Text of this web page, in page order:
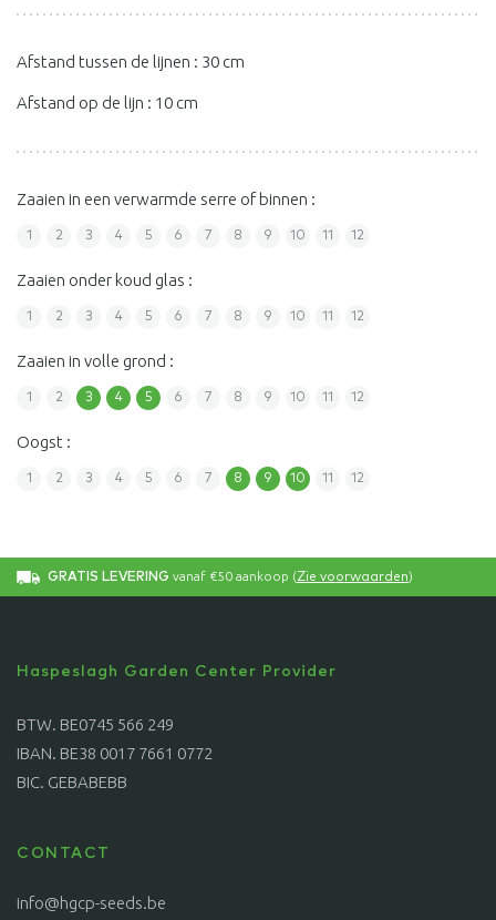
Afstand tussen de lijnen : 30 cm
Afstand op de lijn : 10 cm
Zaaien in een verwarmde serre of binnen :
1 2 3 4 5 6 7 8 9 10 11 12
Zaaien onder koud glas :
1 2 3 4 5 6 7 8 9 10 11 12
Zaaien in volle grond :
1 2 3 4 5 6 7 8 9 10 11 12
Oogst :
1 2 3 4 5 6 7 8 9 10 11 12
GRATIS LEVERING vanaf €50 aankoop (Zie voorwaarden)
Haspeslagh Garden Center Provider
BTW. BE0745 566 249
IBAN. BE38 0017 7661 0772
BIC. GEBABEBB
CONTACT
info@hgcp-seeds.be